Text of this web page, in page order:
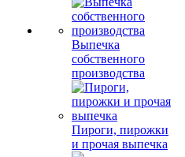
Выпечка
собственного
производства
Пироги, пирожки
и прочая выпечка